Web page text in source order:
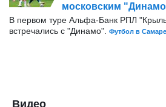
московским
В первом туре Альфа-Банк РПЛ
встречались с "Динамо".
Футбол в Самаре
Видео